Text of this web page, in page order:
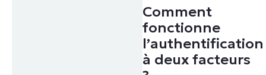
Comment
fonctionne
l’authentification
à deux facteurs